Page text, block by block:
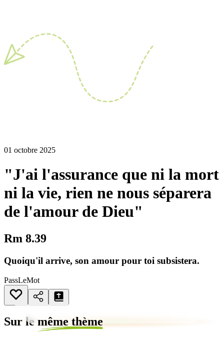
01 octobre 2025
"J'ai l'assurance que ni la mort
ni la vie, rien ne nous séparera
de l'amour de Dieu"
Rm 8.39
Quoiqu'il arrive, son amour pour toi subsistera.
PassLeMot
Sur le même thème